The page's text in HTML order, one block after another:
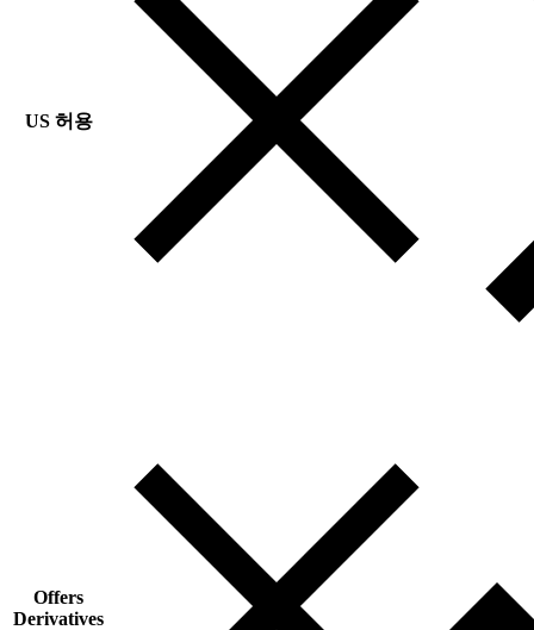
US 허용
Offers
Derivatives